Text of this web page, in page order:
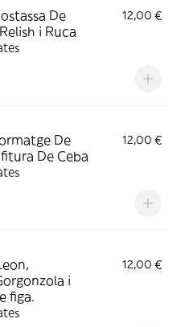
De
i Ruca
12,00 €
De
De Ceba
12,00 €
i
figa.
12,00 €